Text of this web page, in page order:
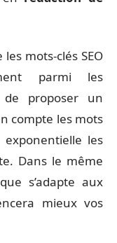
mots-clés SEO
parmi les
proposer un
compte les mots
exponentielle les
Dans le même
s’adapte aux
mieux vos